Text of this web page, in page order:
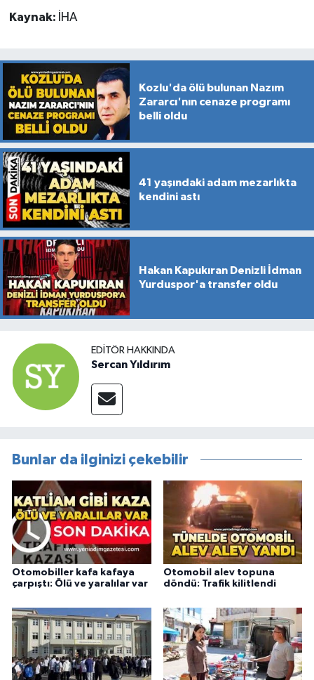
Kaynak: İHA
Kozlu'da ölü bulunan Nazım
Zararcı'nın cenaze programı
belli oldu
41 yaşındaki adam mezarlıkta
kendini astı
Hakan Kapukıran Denizli İdman
Yurduspor'a transfer oldu
EDITÖR HAKKINDA
Sercan Yıldırım
Bunlar da ilginizi çekebilir
Otomobiller kafa kafaya
çarpıştı: Ölü ve yaralılar var
Otomobil alev topuna
döndü: Trafik kilitlendi